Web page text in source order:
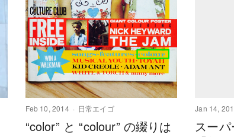
Feb 10, 2014 日常エイゴ
“color” と “colour” の綴りは
Jan 14,
スー